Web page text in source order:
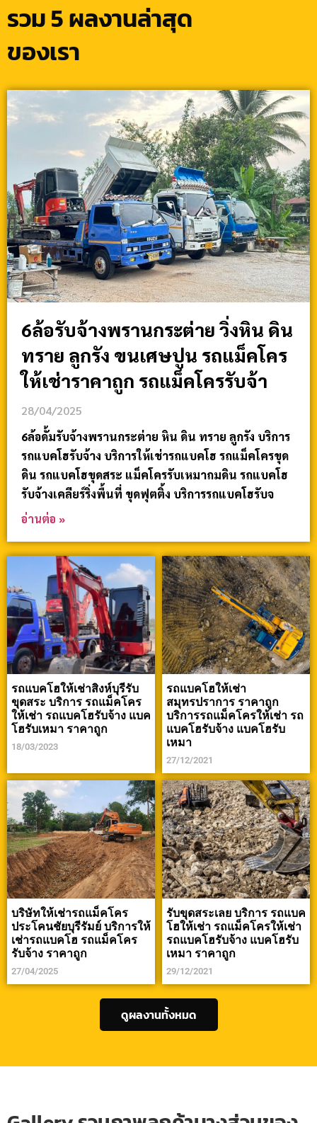
รวม 5 ผลงานล่าสุด
ของเรา
6ล้อรับจ้างพรานกระต่าย วิ่งหิน ดิน
ทราย ลูกรัง ขนเศษปูน รถแม็คโคร
ให้เช่าราคาถูก รถแม็คโครรับจ้า
28/04/2025
6ล้อดั้มรับจ้างพรานกระต่าย หิน ดิน ทราย ลูกรัง บริการ
รถแบคโฮรับจ้าง บริการให้เช่ารถแบคโฮ รถแม็คโครขุด
ดิน รถแบคโฮขุดสระ แม็คโครรับเหมาถมดิน รถแบคโฮ
รับจ้างเคลียร์ริ่งพื้นที่ ขุดฟุตติ้ง บริการรถแบคโฮรับจ
อ่านต่อ »
รถแบคโฮให้เช่าสิงห์บุรีรับ
ขุดสระ บริการ รถแม็คโคร
ให้เช่า รถแบคโฮรับจ้าง แบค
โฮรับเหมา ราคาถูก
18/03/2023
รถแบคโฮให้เช่า
สมุทรปราการ ราคาถูก
บริการรถแม็คโครให้เช่า รถ
แบคโฮรับจ้าง แบคโฮรับ
เหมา
27/12/2021
บริษัทให้เช่ารถแม็คโคร
ประโคนชัยบุรีรัมย์ บริการให้
เช่ารถแบคโฮ รถแม็คโคร
รับจ้าง ราคาถูก
27/04/2025
รับขุดสระเลย บริการ รถแบค
โฮให้เช่า รถแม็คโครให้เช่า
รถแบคโฮรับจ้าง แบคโฮรับ
เหมา ราคาถูก
29/12/2021
ดูผลงานทั้งหมด